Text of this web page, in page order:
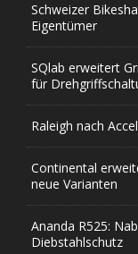
Schweizer
Eigentümer
SQlab erweitert
für
Raleigh nach
Continental
neue Varianten
Ananda R525:
Diebstahlschutz